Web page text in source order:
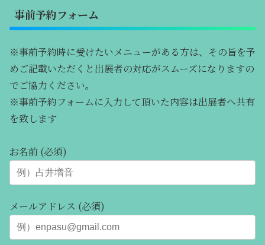
事前予約フォーム
※事前予約時に受けたいメニューがある方は、その旨を予
めご記載いただくと出展者の対応がスムーズになりますの
でご協力ください。
※事前予約フォームに入力して頂いた内容は出展者へ共有
を致します
お名前 (必須)
メールアドレス (必須)